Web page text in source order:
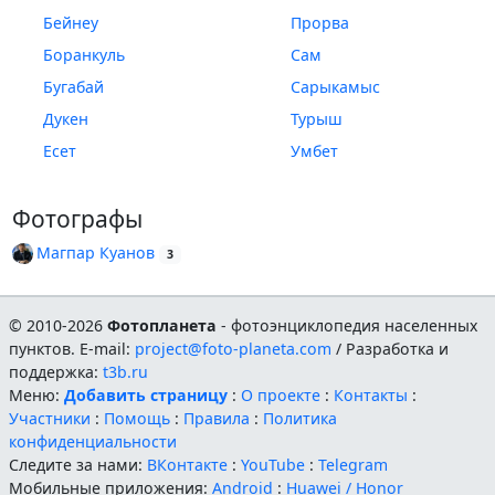
Бейнеу
Боранкуль
Бугабай
Дукен
Есет
Прорва
Сам
Сарыкамыс
Турыш
Умбет
Фотографы
Магпар Куанов 3
© 2010-2026Фотопланета - фотоэнциклопедия населенных
пунктов. E-mail: project@foto-planeta.com / Разработка и
поддержка:t3b.ru
Меню:Добавить страницу : О проекте : Контакты :
Участники : Помощь : Правила : Политика
конфиденциальности
Следите за нами: ВКонтакте :YouTube :Telegram
Мобильные приложения:Android : Huawei / Honor